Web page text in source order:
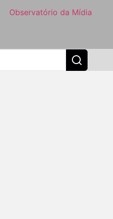
Observatório da Mídia